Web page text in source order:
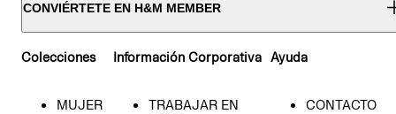
CONVIÉRTETE EN H&M MEMBER
Colecciones
MUJER
Información Corporativa
TRABAJAR EN
Ayuda
CONTACTO